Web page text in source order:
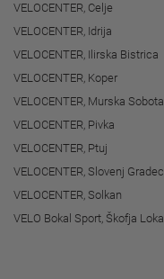
VELOCENTER, Celje
VELOCENTER, Idrija
VELOCENTER, Ilirska Bistrica
VELOCENTER, Koper
VELOCENTER, Murska Sobota
VELOCENTER, Pivka
VELOCENTER, Ptuj
VELOCENTER, Slovenj Gradec
VELOCENTER, Solkan
VELO Bokal Sport, Škofja Loka